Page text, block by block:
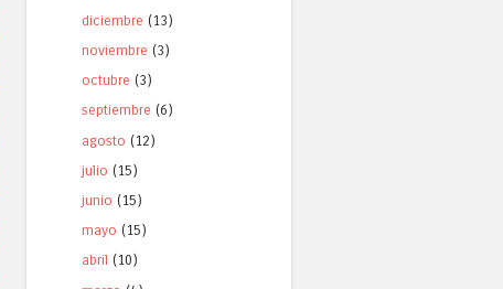
diciembre (13)
noviembre (3)
octubre (3)
septiembre (6)
agosto (12)
julio (15)
junio (15)
mayo (15)
abril (10)